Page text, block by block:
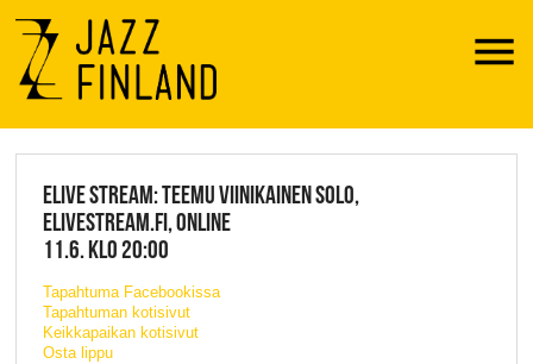
Menu
JAZZ FINLAND LIVE
ELIVE STREAM: TEEMU VIINIKAINEN SOLO,
ELIVESTREAM.FI, ONLINE
11.6. KLO 20:00
Tapahtuma Facebookissa
Tapahtuman kotisivut
Keikkapaikan kotisivut
Osta lippu